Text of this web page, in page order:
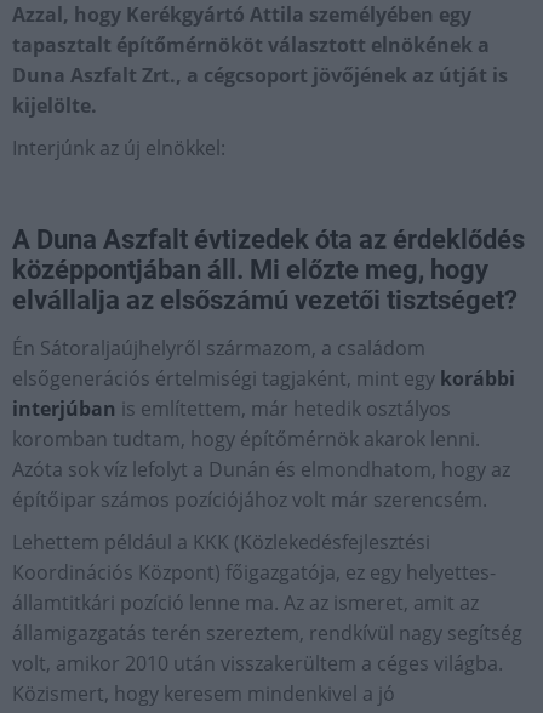
Azzal, hogy Kerékgyártó Attila személyében egy
tapasztalt építőmérnököt választott elnökének a
Duna Aszfalt Zrt., a cégcsoport jövőjének az útját is
kijelölte.
Interjúnk az új elnökkel:
A Duna Aszfalt évtizedek óta az érdeklődés
középpontjában áll. Mi előzte meg, hogy
elvállalja az elsőszámú vezetői tisztséget?
Én Sátoraljaújhelyről származom, a családom
elsőgenerációs értelmiségi tagjaként, mint egy korábbi
interjúban is említettem, már hetedik osztályos
koromban tudtam, hogy építőmérnök akarok lenni.
Azóta sok víz lefolyt a Dunán és elmondhatom, hogy az
építőipar számos pozíciójához volt már szerencsém.
Lehettem például a KKK (Közlekedésfejlesztési
Koordinációs Központ) főigazgatója, ez egy helyettes-
államtitkári pozíció lenne ma. Az az ismeret, amit az
államigazgatás terén szereztem, rendkívül nagy segítség
volt, amikor 2010 után visszakerültem a céges világba.
Közismert, hogy keresem mindenkivel a jó